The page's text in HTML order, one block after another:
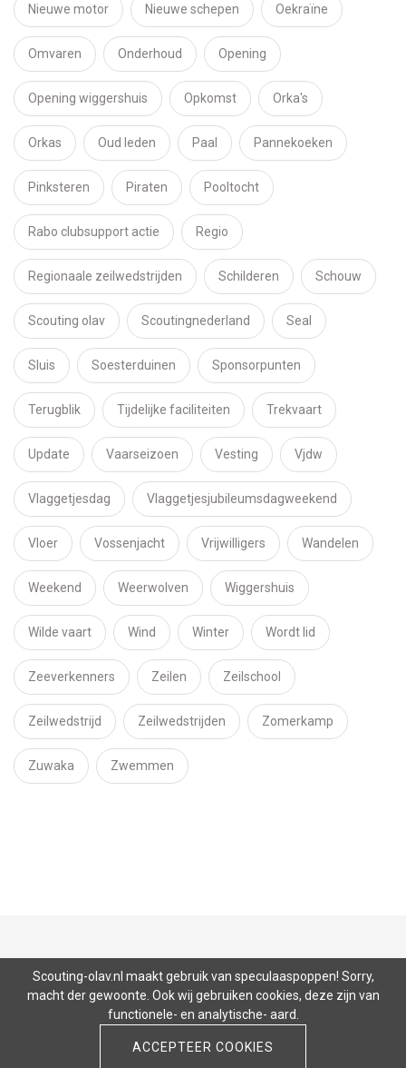
Nieuwe motor Nieuwe schepen Oekraïne
Omvaren Onderhoud Opening
Opening wiggershuis Opkomst Orka's
Orkas Oud leden Paal Pannekoeken
Pinksteren Piraten Pooltocht
Rabo clubsupport actie Regio
Regionaale zeilwedstrijden Schilderen Schouw
Scouting olav Scoutingnederland Seal
Sluis Soesterduinen Sponsorpunten
Terugblik Tijdelijke faciliteiten Trekvaart
Update Vaarseizoen Vesting Vjdw
Vlaggetjesdag Vlaggetjesjubileumsdagweekend
Vloer Vossenjacht Vrijwilligers Wandelen
Weekend Weerwolven Wiggershuis
Wilde vaart Wind Winter Wordt lid
Zeeverkenners Zeilen Zeilschool
Zeilwedstrijd Zeilwedstrijden Zomerkamp
Zuwaka Zwemmen
Nieuws Lid worden
Donateurs
Onderkomens
SEAL Contact
Scouting-olav.nl maakt gebruik van speculaaspoppen! Sorry,
macht der gewoonte. Ook wij gebruiken cookies, deze zijn van
functionele- en analytische- aard.
ACCEPTEER COOKIES